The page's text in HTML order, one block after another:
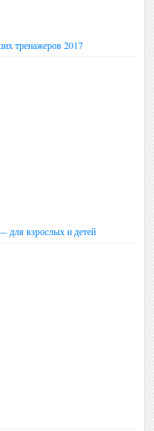
тренажеров 2017
для взрослых и детей